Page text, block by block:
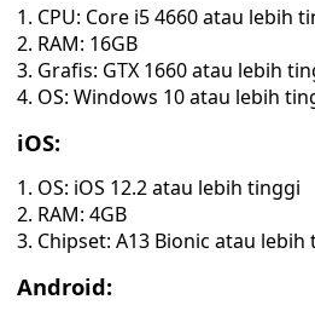
CPU: Core i5 4660 atau lebih
RAM: 16GB
Grafis: GTX 1660 atau lebih
OS: Windows 10 atau lebih
iOS:
OS: iOS 12.2 atau lebih tinggi
RAM: 4GB
Chipset: A13 Bionic atau lebih
Android: